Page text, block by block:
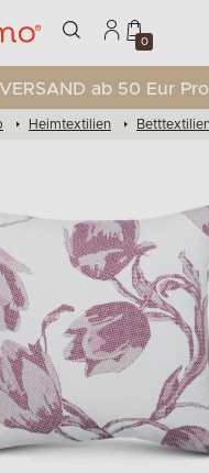
0
VERSAND ab 50 Eur
Heimtextilien